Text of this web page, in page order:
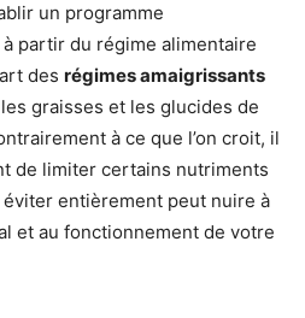
un programme
partir du régime alimentaire
des régimes amaigrissants
graisses et les glucides de
à ce que l’on croit, il
de limiter certains nutriments
entièrement peut nuire à
et au fonctionnement de votre